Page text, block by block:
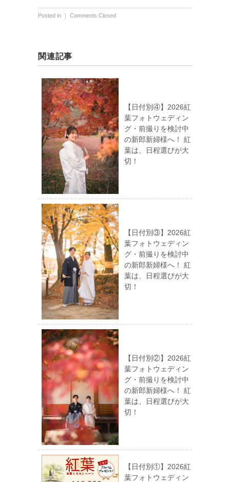
Posted in ｜ Comments Closed
関連記事
【日付別④】2026紅
葉フォトウェディン
グ・前撮りを検討中
の新郎新婦様へ！ 紅
葉は、日程選びが大
切！
【日付別③】2026紅
葉フォトウェディン
グ・前撮りを検討中
の新郎新婦様へ！ 紅
葉は、日程選びが大
切！
【日付別②】2026紅
葉フォトウェディン
グ・前撮りを検討中
の新郎新婦様へ！ 紅
葉は、日程選びが大
切！
【日付別①】2026紅
葉フォトウェディン